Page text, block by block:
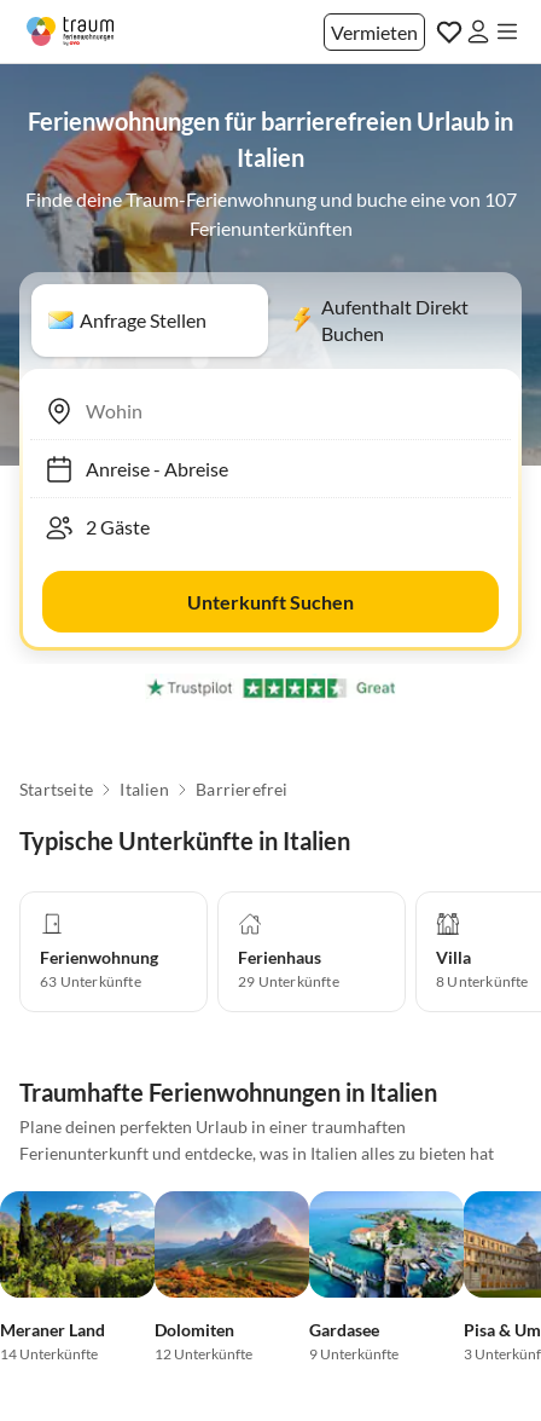
Vermieten
Ferienwohnungen für barrierefreien Urlaub in
Italien
Finde deine Traum-Ferienwohnung und buche eine von 107
Ferienunterkünften
Anfrage Stellen
Aufenthalt Direkt
Buchen
Anreise- Abreise
Unterkunft Suchen
Startseite Italien Barrierefrei
Typische Unterkünfte in Italien
Ferienwohnung
63 Unterkünfte
Ferienhaus
29 Unterkünfte
Villa
8 Unterkünfte
Traumhafte Ferienwohnungen in Italien
Plane deinen perfekten Urlaub in einer traumhaften
Ferienunterkunft und entdecke, was in Italien alles zu bieten hat
Meraner Land
14 Unterkünfte
Dolomiten
12 Unterkünfte
Gardasee
9 Unterkünfte
Pisa &
3